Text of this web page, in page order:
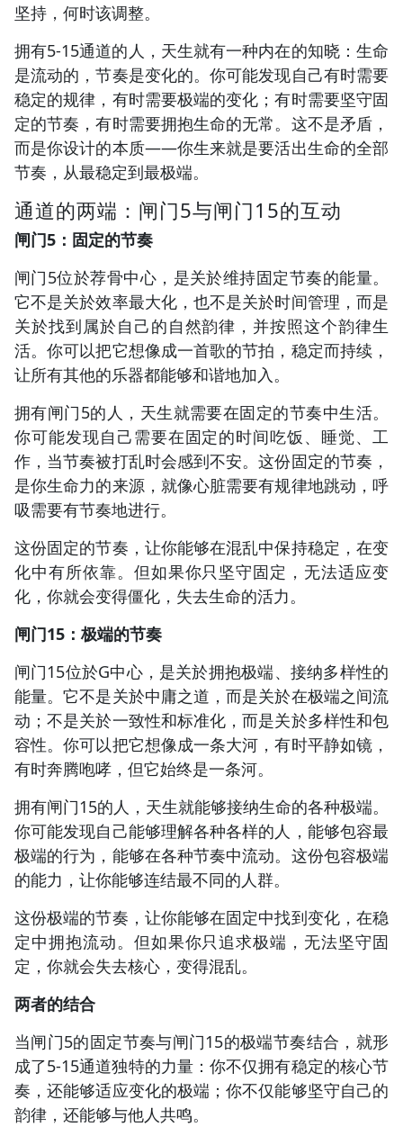
坚持，何时该调整。
拥有5-15通道的人，天生就有一种内在的知晓：生命
是流动的，节奏是变化的。你可能发现自己有时需要
稳定的规律，有时需要极端的变化；有时需要坚守固
定的节奏，有时需要拥抱生命的无常。这不是矛盾，
而是你设计的本质——你生来就是要活出生命的全部
节奏，从最稳定到最极端。
通道的两端：闸门5与闸门15的互动
闸门5：固定的节奏
闸门5位於荐骨中心，是关於维持固定节奏的能量。
它不是关於效率最大化，也不是关於时间管理，而是
关於找到属於自己的自然韵律，并按照这个韵律生
活。你可以把它想像成一首歌的节拍，稳定而持续，
让所有其他的乐器都能够和谐地加入。
拥有闸门5的人，天生就需要在固定的节奏中生活。
你可能发现自己需要在固定的时间吃饭、睡觉、工
作，当节奏被打乱时会感到不安。这份固定的节奏，
是你生命力的来源，就像心脏需要有规律地跳动，呼
吸需要有节奏地进行。
这份固定的节奏，让你能够在混乱中保持稳定，在变
化中有所依靠。但如果你只坚守固定，无法适应变
化，你就会变得僵化，失去生命的活力。
闸门15：极端的节奏
闸门15位於G中心，是关於拥抱极端、接纳多样性的
能量。它不是关於中庸之道，而是关於在极端之间流
动；不是关於一致性和标准化，而是关於多样性和包
容性。你可以把它想像成一条大河，有时平静如镜，
有时奔腾咆哮，但它始终是一条河。
拥有闸门15的人，天生就能够接纳生命的各种极端。
你可能发现自己能够理解各种各样的人，能够包容最
极端的行为，能够在各种节奏中流动。这份包容极端
的能力，让你能够连结最不同的人群。
这份极端的节奏，让你能够在固定中找到变化，在稳
定中拥抱流动。但如果你只追求极端，无法坚守固
定，你就会失去核心，变得混乱。
两者的结合
当闸门5的固定节奏与闸门15的极端节奏结合，就形
成了5-15通道独特的力量：你不仅拥有稳定的核心节
奏，还能够适应变化的极端；你不仅能够坚守自己的
韵律，还能够与他人共鸣。